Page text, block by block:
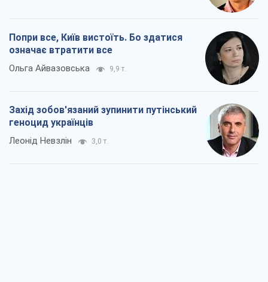
Попри все, Київ вистоїть. Бо здатися
означає втратити все
Ольга Айвазовська 9,9 т.
Захід зобов'язаний зупинити путінський
геноцид українців
Леонід Невзлін 3,0 т.